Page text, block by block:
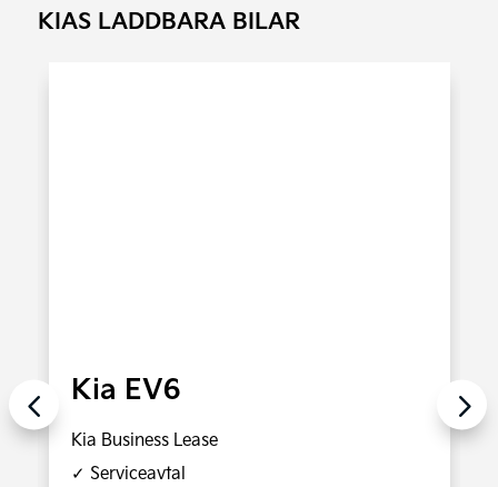
KIAS LADDBARA BILAR
Kia EV6
Kia Business Lease
✓ Serviceavtal